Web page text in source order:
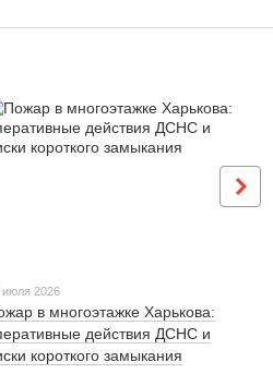
июля 2026
в многоэтажке Харькова:
действия ДСНС и
короткого замыкания